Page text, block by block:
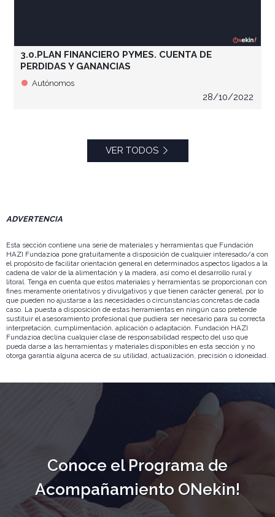
3.0.PLAN FINANCIERO PYMES. CUENTA DE
PERDIDAS Y GANANCIAS
Autónomos
28/10/2022
VER TODOS
ADVERTENCIA
Esta sección contiene una serie de materiales y herramientas que Fundación
HAZI Fundazioa pone gratuitamente a disposición de cualquier interesado/a con
el propósito de facilitar orientación general en determinados aspectos ligados a la
cadena de valor de la alimentación y la madera, así como el desarrollo rural y
litoral. Tenga en cuenta que estos materiales y herramientas se proporcionan con
fines meramente orientativos y divulgativos y que tienen carácter general, por lo
que pueden no ajustarse a las necesidades o circunstancias concretas de cada
caso. La puesta a disposición de estas herramientas en ningún caso pretende
sustituir el asesoramiento profesional que pudiera ser necesario para su correcta
interpretación, cumplimentación, aplicación o adaptación. Fundación HAZI
Fundazioa declina cualquier clase de responsabilidad respecto del uso que
pueda darse a las herramientas y materiales disponibles en esta sección y no
otorga garantía alguna acerca de su utilidad, actualización, precisión o idoneidad.
Conoce el Programa de
Acompañamiento ONekin!